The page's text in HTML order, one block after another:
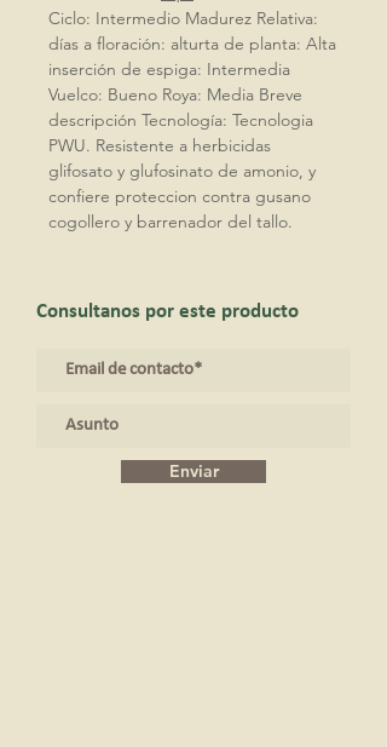
Ciclo: Intermedio Madurez Relativa:
días a floración: alturta de planta: Alta
inserción de espiga: Intermedia
Vuelco: Bueno Roya: Media Breve
descripción Tecnología: Tecnologia
PWU. Resistente a herbicidas
glifosato y glufosinato de amonio, y
confiere proteccion contra gusano
cogollero y barrenador del tallo.
Consultanos por este producto
Enviar